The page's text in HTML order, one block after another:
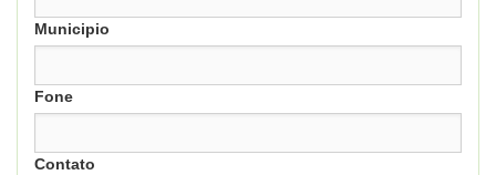
Municipio
Fone
Contato